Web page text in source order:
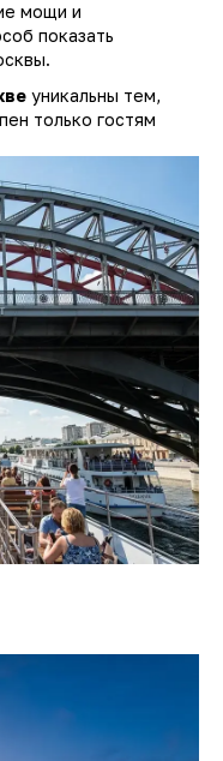
мощи и
показать
уникальны тем,
только гостям